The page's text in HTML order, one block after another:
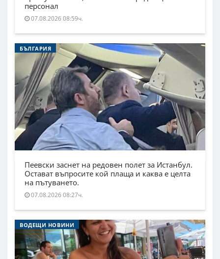
персонал
07.08.2026 08:59ч.
БЪЛГАРИЯ
Пеевски заснет на редовен полет за Истанбул.
Остават въпросите кой плаща и каква е целта
на пътуването.
07.08.2026 08:27ч.
ВОДЕЩИ НОВИНИ